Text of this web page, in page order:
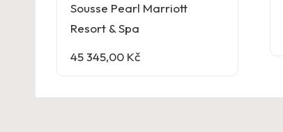
Sousse Pearl Marriott
Resort & Spa
45 345,00 Kč